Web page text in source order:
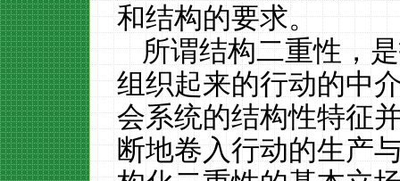
和结构的要求。
所谓结构二重性，
组织起来的行动的中
会系统的结构性特征
断地卷入行动的生产